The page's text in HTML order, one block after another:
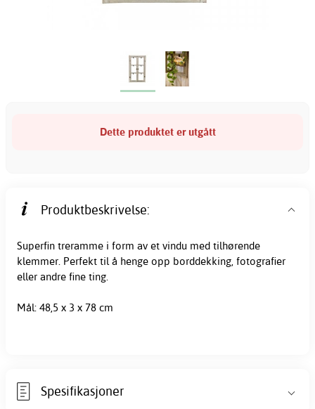
Dette produktet er utgått
Produktbeskrivelse:
Superfin treramme i form av et vindu med tilhørende
klemmer. Perfekt til å henge opp borddekking, fotografier
eller andre fine ting.
Mål: 48,5 x 3 x 78 cm
Spesifikasjoner